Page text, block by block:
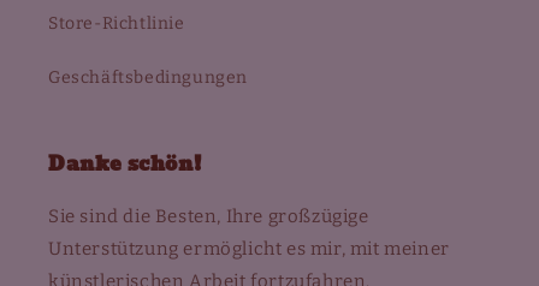
Store-Richtlinie
Geschäftsbedingungen
Danke schön!
Sie sind die Besten, Ihre großzügige
Unterstützung ermöglicht es mir, mit meiner
künstlerischen Arbeit fortzufahren.